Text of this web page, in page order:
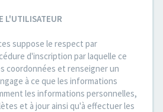
L'UTILISATEUR
suppose le respect par
d'inscription par laquelle ce
coordonnées et renseigner un
à ce que les informations
les informations personnelles,
et à jour ainsi qu'à effectuer les